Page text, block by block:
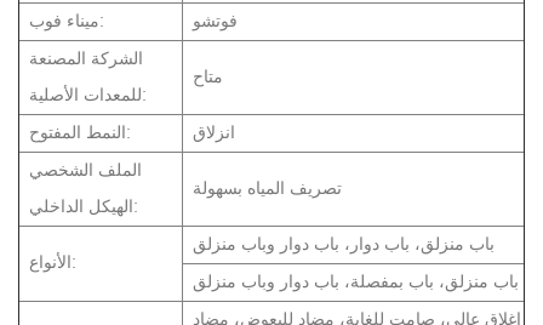
ميناء فوب:
فوتشو
الشركة المصنعة
للمعدات الأصلية:
متاح
النمط المفتوح:
انزلاق
الملف الشخصي
الهيكل الداخلي:
تصريف المياه بسهولة
الأنواع:
باب منزلق، باب دوار، باب دوار وباب منزلق
باب منزلق، باب بمفصلة، باب دوار وباب منزلق